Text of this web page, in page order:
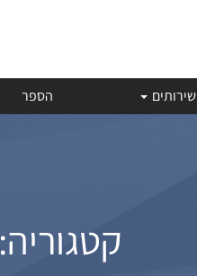
שירותים הספר
קטגוריה: